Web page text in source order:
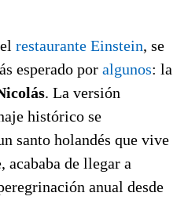
restaurante Einstein, se
esperado por algunos: la
. La versión
histórico se
santo holandés que vive
acababa de llegar a
anual desde